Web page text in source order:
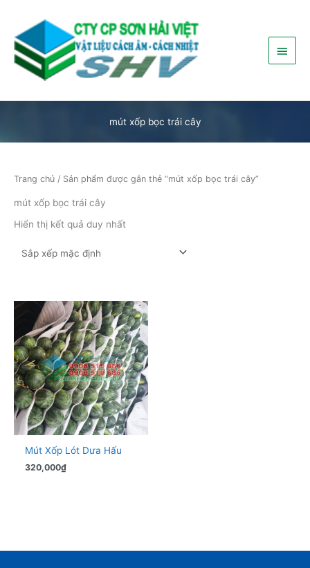
dung
chính
mút xốp bọc trái cây
Trang chủ / Sản phẩm được gắn thẻ “mút xốp bọc trái cây”
mút xốp bọc trái cây
Hiển thị kết quả duy nhất
Mút Xốp Lót Dưa Hấu
320,000₫